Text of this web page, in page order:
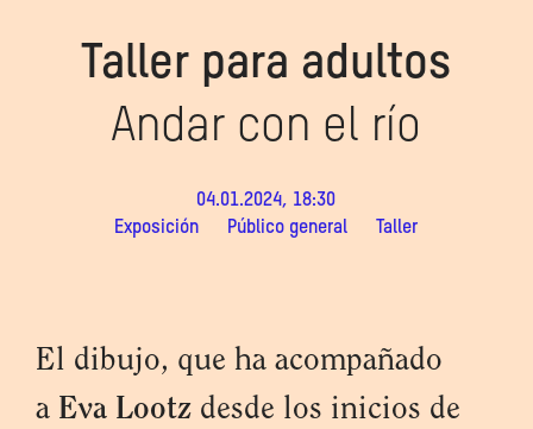
Taller para adultos
Andar con el río
04.01.2024, 18:30
Exposición
Público general Taller
El dibujo, que ha acompañado
a Eva Lootz desde los inicios de